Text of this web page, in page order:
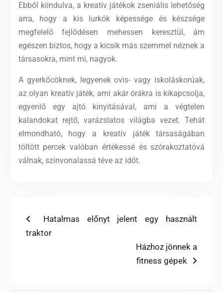
Ebből kiindulva, a kreatív játékok zseniális lehetőség
arra, hogy a kis lurkók képessége és készsége
megfelelő fejlődésen mehessen keresztül, ám
egészen biztos, hogy a kicsik más szemmel néznek a
társasokra, mint mi, nagyok.
A gyerkőcöknek, legyenek ovis- vagy iskoláskorúak,
az olyan kreatív játék, ami akár órákra is kikapcsolja,
egyenlő egy ajtó kinyitásával, ami a végtelen
kalandokat rejtő, varázslatos világba vezet. Tehát
elmondható, hogy a kreatív játék társaságában
töltött percek valóban értékessé és szórakoztatóvá
válnak, színvonalassá téve az időt.
Bejegyzés
navigáció
Previous
post:
Hatalmas előnyt jelent egy használt
traktor
Next
post:
Házhoz jönnek a
fitness gépek